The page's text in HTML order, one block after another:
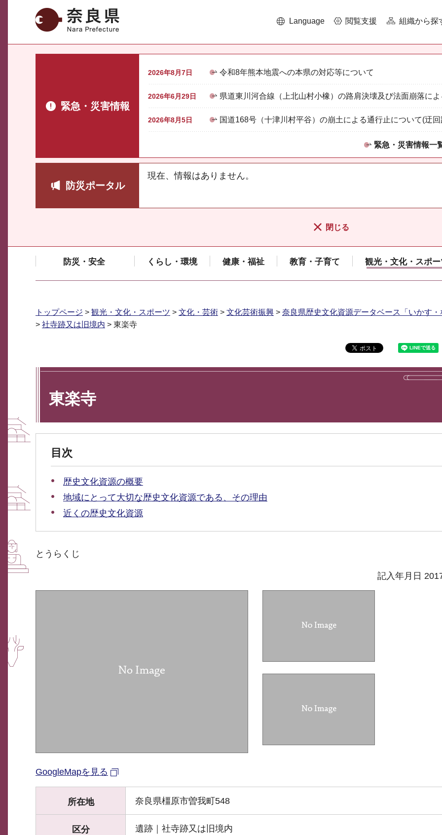
奈良県 Language 閲覧支援 組織から探
緊急・災害情報
2026年8月7日 令和8年熊本地震への本県の対応等について
2026年6月29日 県道東川河合線（上北山村小橡）の路肩決壊及び法面崩落に
2026年8月5日 国道168号（十津川村平谷）の崩土による通行止について(迂
緊急・災害情報一
防災ポータル
現在、情報はありません。
閉じる
防災・安全 くらし・環境 健康・福祉 教育・子育て 観光・文化・スポー
トップページ > 観光・文化・スポーツ > 文化・芸術 > 文化芸術振興 > 奈良県歴史文化資源データベース「いかす・
> 社寺跡又は旧境内 > 東楽寺
東楽寺
目次
歴史文化資源の概要
地域にとって大切な歴史文化資源である、その理由
近くの歴史文化資源
とうらくじ
記入年月日
GoogleMapを見る
所在地 奈良県橿原市曽我町548
区分 遺跡｜社寺跡又は旧境内